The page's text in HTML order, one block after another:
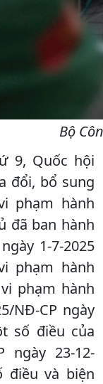
Bộ
9, Quốc hội
đổi, bổ sung
phạm hành
đã ban hành
1-7-2025
phạm hành
phạm hành
NĐ-CP ngày
số điều của
ngày 23-12-
điều và biện